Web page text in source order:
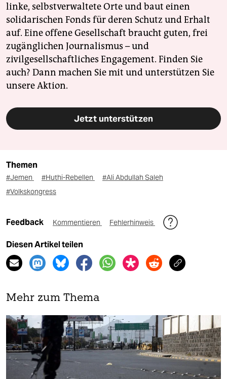
linke, selbstverwaltete Orte und baut einen
solidarischen Fonds für deren Schutz und Erhalt
auf. Eine offene Gesellschaft braucht guten, frei
zugänglichen Journalismus – und
zivilgesellschaftliches Engagement. Finden Sie
auch? Dann machen Sie mit und unterstützen Sie
unsere Aktion.
Jetzt unterstützen
Themen
#Jemen #Huthi-Rebellen
#Ali Abdullah Saleh
#Volkskongress
Feedback Kommentieren Fehlerhinweis
Diesen Artikel teilen
Mehr zum Thema